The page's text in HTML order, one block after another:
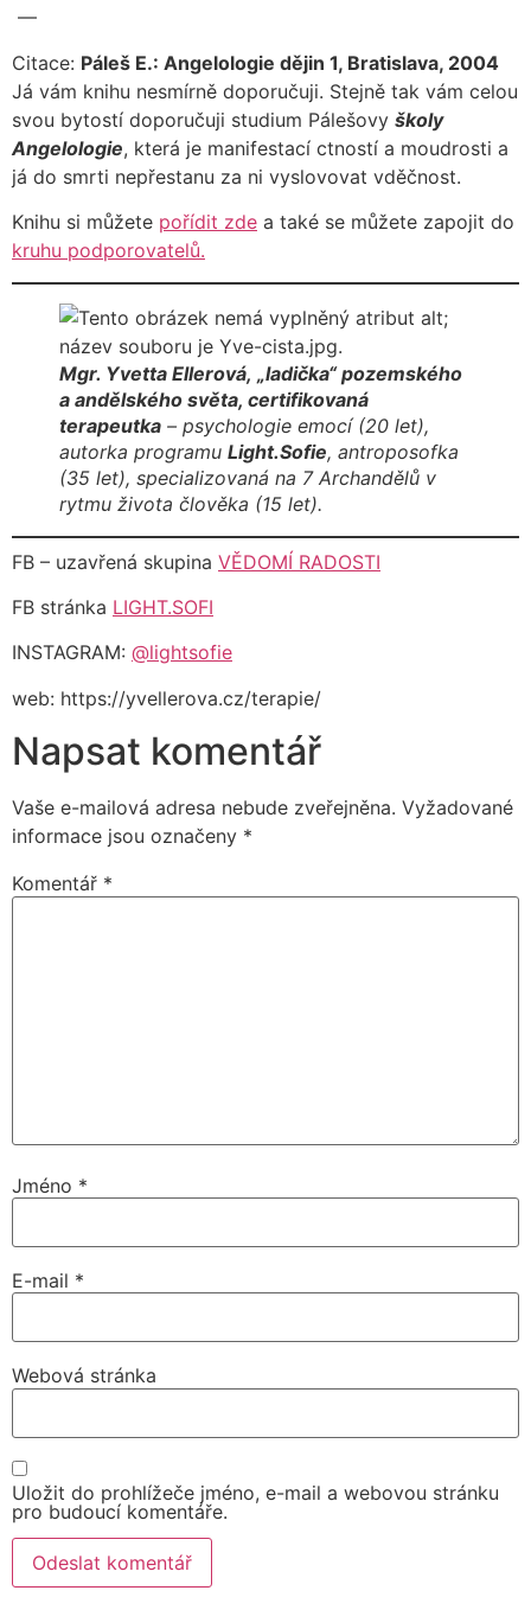
—
Citace: Páleš E.: Angelologie dějin 1, Bratislava, 2004
Já vám knihu nesmírně doporučuji. Stejně tak vám celou
svou bytostí doporučuji studium Pálešovy školy
Angelologie, která je manifestací ctností a moudrosti a
já do smrti nepřestanu za ni vyslovovat vděčnost.
Knihu si můžete pořídit zde a také se můžete zapojit do
kruhu podporovatelů.
Mgr. Yvetta Ellerová, „ladička“ pozemského
a andělského světa, certifikovaná
terapeutka – psychologie emocí (20 let),
autorka programu Light.Sofie, antroposofka
(35 let), specializovaná na 7 Archandělů v
rytmu života člověka (15 let).
FB – uzavřená skupina VĚDOMÍ RADOSTI
FB stránka LIGHT.SOFI
INSTAGRAM: @lightsofie
web: https://yvellerova.cz/terapie/
Napsat komentář
Vaše e-mailová adresa nebude zveřejněna. Vyžadované
informace jsou označeny *
Komentář *
Jméno *
E-mail *
Webová stránka
Uložit do prohlížeče jméno, e-mail a webovou stránku
pro budoucí komentáře.